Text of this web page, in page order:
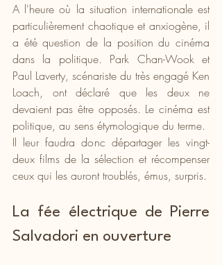
A l'heure où la situation internationale est
particulièrement chaotique et anxiogène, il
a été question de la position du cinéma
dans la politique. Park Chan-Wook et
Paul Laverty, scénariste du très engagé Ken
Loach, ont déclaré que les deux ne
devaient pas être opposés. Le cinéma est
politique, au sens étymologique du terme.
Il leur faudra donc départager les vingt-
deux films de la sélection et récompenser
ceux qui les auront troublés, émus, surpris.
La fée électrique de Pierre
Salvadori en ouverture